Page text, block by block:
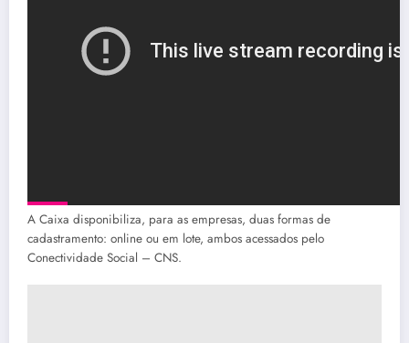
A Caixa disponibiliza, para as empresas, duas formas de
cadastramento: online ou em lote, ambos acessados pelo
Conectividade Social – CNS.​​